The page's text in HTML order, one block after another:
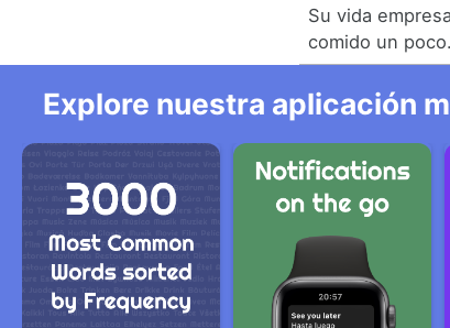
Su vida
comido un poco.
Explore nuestra aplicación